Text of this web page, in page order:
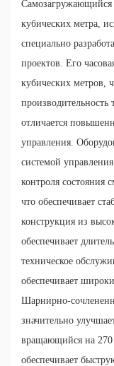
Самозагружающийся
кубических метра,
специально
проектов. Его
кубических метров,
отличается
управления.
системой
контроля состояния
что обеспечивает
конструкция из
обеспечивает
техническое
обеспечивает
Шарнирно-
значительно
вращающийся на 270
обеспечивает